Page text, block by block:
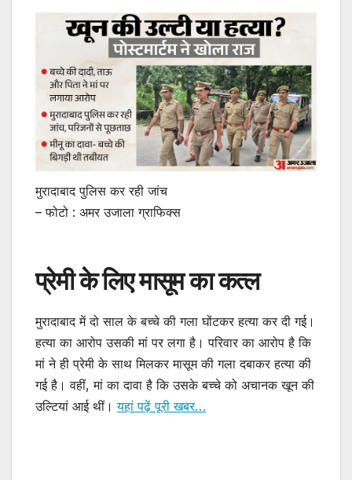
मुरादाबाद पुलिस कर रही जांच
– फोटो : अमर उजाला ग्राफिक्स
प्रेमी के लिए मासूम का कत्ल
मुरादाबाद में दो साल के बच्चे की गला घोंटकर हत्या कर दी गई।
हत्या का आरोप उसकी मां पर लगा है। परिवार का आरोप है कि
मां ने ही प्रेमी के साथ मिलकर मासूम की गला दबाकर हत्या की
गई है। वहीं, मां का दावा है कि उसके बच्चे को अचानक खून की
उल्टियां आई थीं।यहां पढ़ें पूरी खबर…